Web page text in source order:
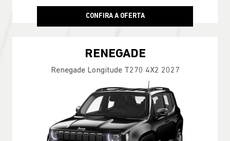
CONFIRA A OFERTA
RENEGADE
Renegade Longitude T270 4X2 2027